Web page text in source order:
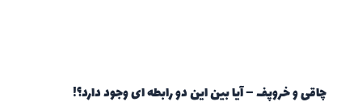
چاقی و خروپف – آیا بین این دو رابطه ای وجود دارد؟!